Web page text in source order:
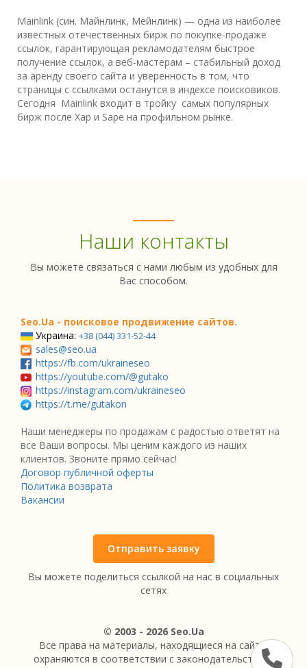
Mainlink (син. Майнлинк, Мейнлинк) — одна из наиболее
известных отечественных бирж по покупке-продаже
ссылок, гарантирующая рекламодателям быстрое
получение ссылок, а веб-мастерам – стабильный доход
за аренду своего сайта и уверенность в том, что
страницы с ссылками останутся в индексе поисковиков.
Сегодня Mainlink входит в тройку самых популярных
бирж после Xap и Sape на профильном рынке.
Наши контакты
Вы можете связаться с нами любым из удобных для
Вас способом.
Seo.Ua - поисковое продвижение сайтов.
Украина: +38 (044) 331-52-44
sales@seo.ua
https://fb.com/ukraineseo
https://youtube.com/@gutako
https://instagram.com/ukraineseo
https://t.me/gutakon
Наши менеджеры по продажам с радостью ответят на
все Ваши вопросы. Мы ценим каждого из наших
клиентов. Звоните прямо сейчас!
Договор публичной оферты
Политика возврата
Вакансии
Отправить заявку
Вы можете поделиться ссылкой на нас в социальных
сетях
© 2003 - 2026 Seo.Ua
Все права на материалы, находящиеся на сайте,
охраняются в соответствии с законодательством.